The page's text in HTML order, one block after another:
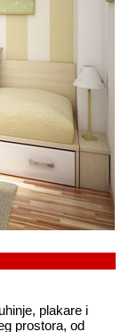
plakare i
prostora, od